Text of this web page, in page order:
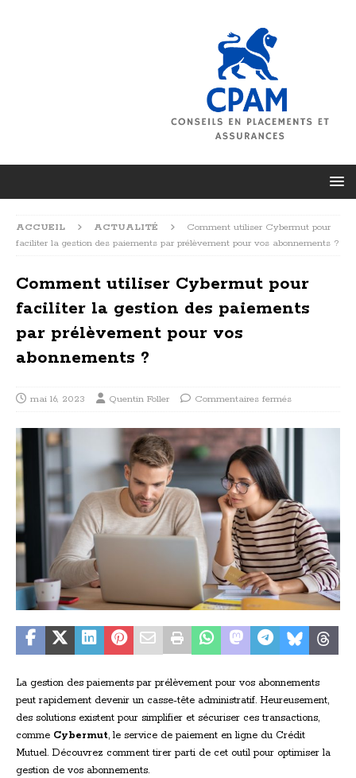
ACCUEIL ACTUALITÉ
Comment utiliser Cybermut pour
faciliter la gestion des paiements par prélèvement pour vos abonnements ?
Comment utiliser Cybermut pour
faciliter la gestion des paiements
par prélèvement pour vos
abonnements ?
mai 16, 2023 Quentin Foller Commentaires fermés
La gestion des paiements par prélèvement pour vos abonnements
peut rapidement devenir un casse-tête administratif. Heureusement,
des solutions existent pour simplifier et sécuriser ces transactions,
comme Cybermut, le service de paiement en ligne du Crédit
Mutuel. Découvrez comment tirer parti de cet outil pour optimiser la
gestion de vos abonnements.